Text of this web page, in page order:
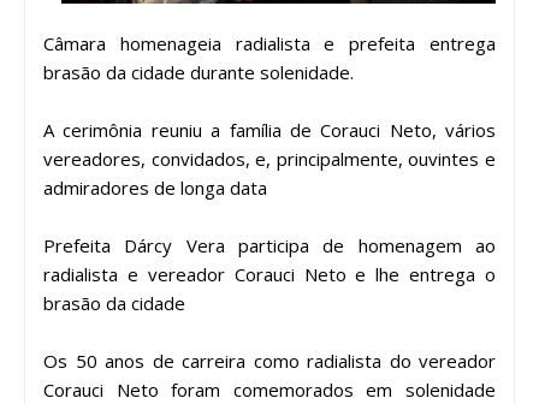
Câmara homenageia radialista e prefeita entrega
brasão da cidade durante solenidade.
A cerimônia reuniu a família de Corauci Neto, vários
vereadores, convidados, e, principalmente, ouvintes e
admiradores de longa data
Prefeita Dárcy Vera participa de homenagem ao
radialista e vereador Corauci Neto e lhe entrega o
brasão da cidade
Os 50 anos de carreira como radialista do vereador
Corauci Neto foram comemorados em solenidade